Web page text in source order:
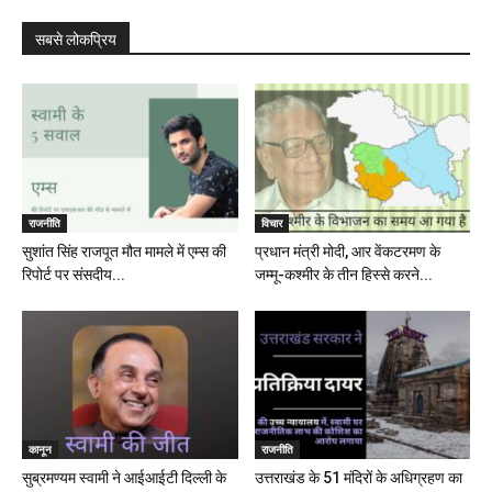
सबसे लोकप्रिय
राजनीति
सुशांत सिंह राजपूत मौत मामले में एम्स की
रिपोर्ट पर संसदीय...
विचार
प्रधान मंत्री मोदी, आर वेंकटरमण के
जम्मू-कश्मीर के तीन हिस्से करने...
कानून
सुब्रमण्यम स्वामी ने आईआईटी दिल्ली के
राजनीति
उत्तराखंड के 51 मंदिरों के अधिग्रहण का